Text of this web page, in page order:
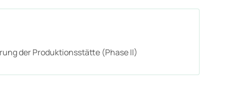
der Produktionsstätte (Phase II)